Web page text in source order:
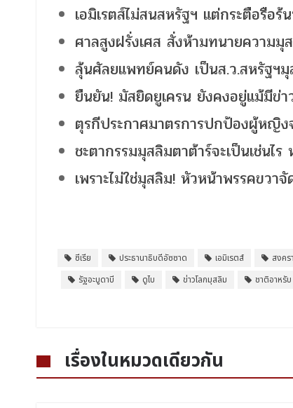
เอมิเรตส์ไม่สนสหรัฐฯ แต่กระตือรือ
ศาลสูงฝรั่งเศส สั่งห้ามทนายความ
ลุ้นศัลยแพทย์คนดัง เป็นส.ว.สหรัฐฯ
ยืนยัน! มัสยิดยูเครน ยังคงอยู่แม้มีข่
ตุรกีประกาศมาตรการปกป้องผู้หญิง
ชะตากรรมมุสลิมตาต้าร์จะเป็นเช่นไร
เพราะไม่ใช่มุสลิม! หัวหน้าพรรคขวา
ซีเรีย ประธานาธิบดีอัซซาด เอมิเรตส์
สงคร
รัฐอะบูดาบี
ดูไบ ข่าวโลกมุสลิม ชาติอาหรับ
เรื่องในหมวดเดียวกัน